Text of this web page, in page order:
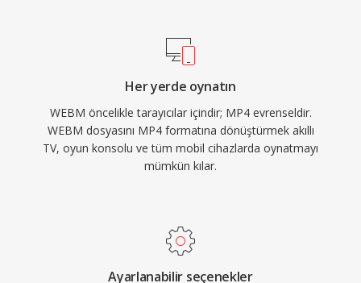
video, her büyük web tarayıcısı tarafından
desteklenerek web video dağıtımı için evrensel
temel standart oluşturmuştur. Taşıdığı modern
codec&#039;lerin sıkıştırma yetenekleriyle
birleşen verimli paketleme yapısı, bant genişliği
kısıtlı ağlar ve depolama alanı sınırlı cihazlarda
Her yerde oynatın
WEBM öncelikle tarayıcılar içindir; MP4 evrenseldir.
WEBM dosyasını MP4 formatına dönüştürmek akıllı
TV, oyun konsolu ve tüm mobil cihazlarda oynatmayı
mümkün kılar.
Ayarlanabilir seçenekler